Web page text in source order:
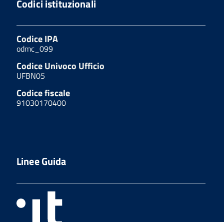
Codici istituzionali
Codice IPA
odmc_099
Codice Univoco Ufficio
UFBN05
Codice fiscale
91030170400
Linee Guida